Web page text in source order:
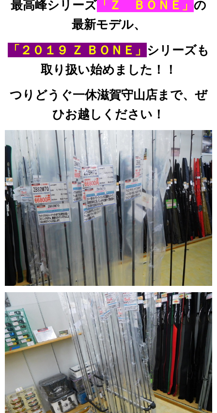
最高峰シリーズ 「Ｚ ＢＯＮＥ」 の
最新モデル、
「２０１９ Ｚ ＢＯＮＥ」 シリーズも
取り扱い始めました！！
つりどうぐ一休滋賀守山店まで、ぜ
ひお越しください！